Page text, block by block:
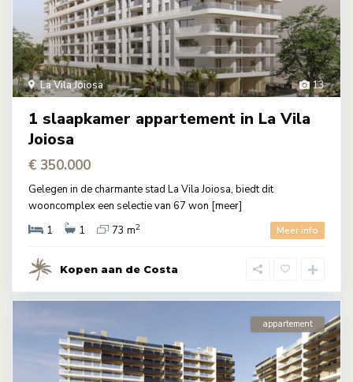
13
La Vila Joiosa
1 slaapkamer appartement in La Vila
Joiosa
€ 350.000
Gelegen in de charmante stad La Vila Joiosa, biedt dit
wooncomplex een selectie van 67 won [meer]
1
1 73 m2 Meer info
Kopen aan de Costa
appartement